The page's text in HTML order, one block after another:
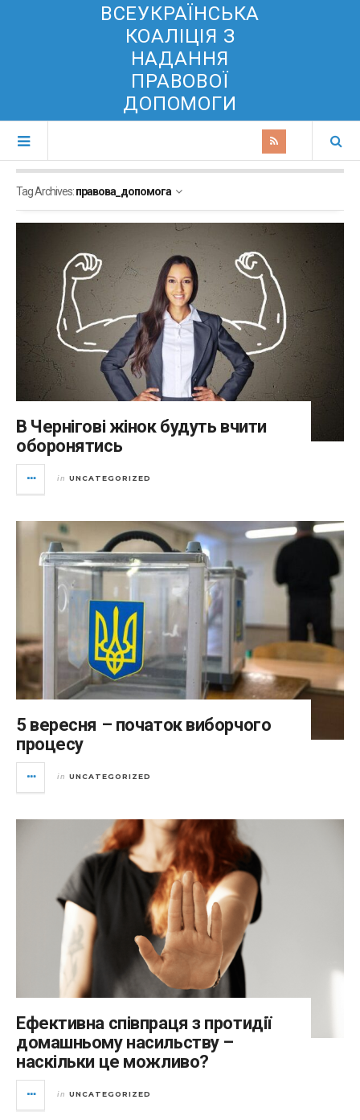
ВСЕУКРАЇНСЬКА
КОАЛІЦІЯ З
НАДАННЯ
ПРАВОВОЇ
ДОПОМОГИ
Tag Archives:правова_допомога
В Чернігові жінок будуть вчити
оборонятись
in UNCATEGORIZED
5 вересня – початок виборчого
процесу
in UNCATEGORIZED
Ефективна співпраця з протидії
домашньому насильству –
наскільки це можливо?
in UNCATEGORIZED